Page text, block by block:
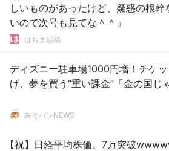
しいものがあったけど、疑惑の根
いので次号も見てな＾＾」
はちま起稿
ディズニー駐車場1000円増！チケ
げ、夢を買う“重い課金”「金の国じ
みそパンNEWS
【祝】日経平均株価、7万突破